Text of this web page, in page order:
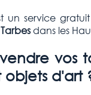
un service
Tarbesdans les
vos
objets d'art